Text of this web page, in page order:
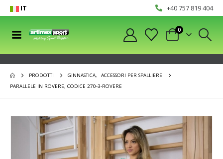
IT +40 757 819 404
0
PRODOTTI GINNASTICA,
ACCESSORI PER SPALLIERE
PARALLELE IN ROVERE, CODICE 270-3-ROVERE